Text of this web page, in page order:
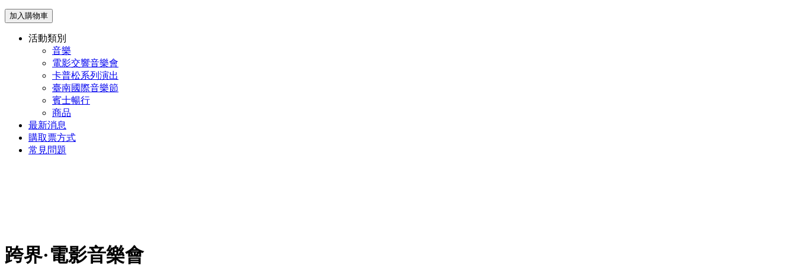
加入購物車
活動類別
音樂
電影交響音樂會
卡普松系列演出
臺南國際音樂節
賓士暢行
商品
最新消息
購取票方式
常見問題
跨界·電影音樂會